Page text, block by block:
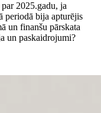
2025.gadu, ja
periodā bija apturējis
un finanšu pārskata
un paskaidrojumi?